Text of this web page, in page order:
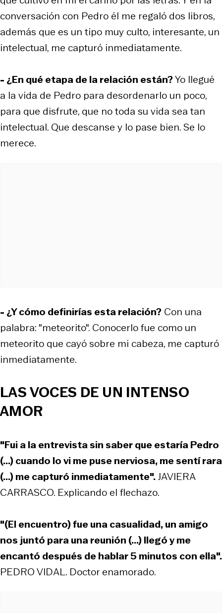
conversación con Pedro él me regaló dos libros,
además que es un tipo muy culto, interesante, un
intelectual, me capturó inmediatamente.
- ¿En qué etapa de la relación están?Yo llegué
a la vida de Pedro para desordenarlo un poco,
para que disfrute, que no toda su vida sea tan
intelectual. Que descanse y lo pase bien. Se lo
merece.
- ¿Y cómo definirías esta relación? Con una
palabra: "meteorito". Conocerlo fue como un
meteorito que cayó sobre mi cabeza, me capturó
inmediatamente.
LAS VOCES DE UN INTENSO
AMOR
"Fui a la entrevista sin saber que estaría Pedro
(...) cuando lo vi me puse nerviosa, me sentí rara
(...) me capturó inmediatamente".JAVIERA
CARRASCO. Explicando el flechazo.
"(El encuentro) fue una casualidad, un amigo
nos juntó para una reunión (...) llegó y me
encantó después de hablar 5 minutos con ella".
PEDRO VIDAL. Doctor enamorado.